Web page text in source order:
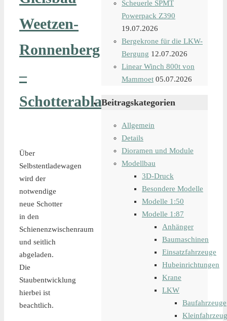
Weetzen-
Ronnenberg
–
Schotterabladung
Über
Selbstentladewagen
wird der
notwendige
neue Schotter
in den
Schienenzwischenraum
und seitlich
abgeladen.
Die
Staubentwicklung
hierbei ist
beachtlich.
Scheuerle SPMT
Powerpack Z390
19.07.2026
Bergekrone für die LKW-
Bergung 12.07.2026
Linear Winch 800t von
Mammoet 05.07.2026
Beitragskategorien
Allgemein
Details
Dioramen und Module
Modellbau
3D-Druck
Besondere Modelle
Modelle 1:50
Modelle 1:87
Anhänger
Baumaschinen
Einsatzfahrzeuge
Hubeinrichtungen
Krane
LKW
Baufahrzeuge